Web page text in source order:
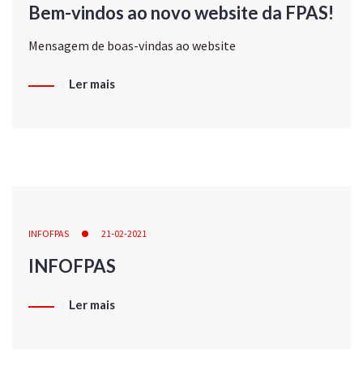
Bem-vindos ao novo website da FPAS!
Mensagem de boas-vindas ao website
Ler mais
INFOFPAS 21-02-2021
INFOFPAS
Ler mais